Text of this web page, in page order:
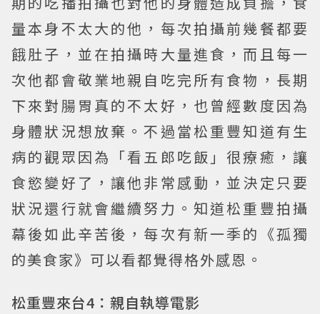
量本身不太大的他，每次拍攝前幾餐都要
餓肚子，並在拍攝時大量進食，而且每一
次他都會敬業地親自吃完所有食物，長期
下來對腸胃真的不太好，也曾經數度因為
身體狀況想放棄。不過當松重豐知道有生
病的觀眾因為「看五郎吃飯」很療癒，讓
食慾變好了，讓他非常感動，並決定只要
狀況還行就會繼續努力。知道松重豐拍攝
幕後如此辛苦後，每次有新一季的《孤獨
的美食家》可以看都覺得格外感恩。
松重豐來台4：親自執導電影